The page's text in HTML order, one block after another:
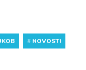
# NOVOSTI